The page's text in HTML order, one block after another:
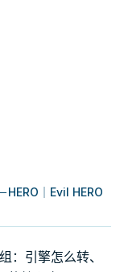
HERO｜Evil HERO
：引擎怎么转、